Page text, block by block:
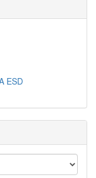
ESD